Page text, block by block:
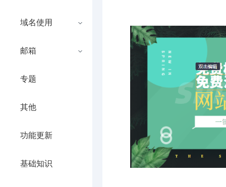
域名使用
邮箱
专题
其他
功能更新
基础知识